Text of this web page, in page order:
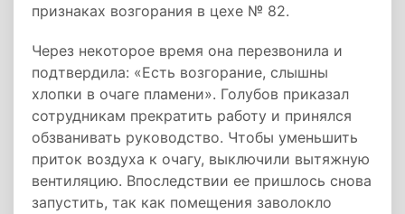
признаках возгорания в цехе № 82.
Через некоторое время она перезвонила и
подтвердила: «Есть возгорание, слышны
хлопки в очаге пламени». Голубов приказал
сотрудникам прекратить работу и принялся
обзванивать руководство. Чтобы уменьшить
приток воздуха к очагу, выключили вытяжную
вентиляцию. Впоследствии ее пришлось снова
запустить, так как помещения заволокло